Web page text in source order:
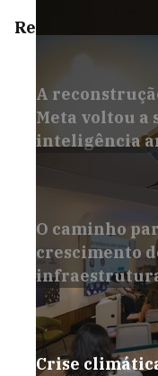
Reportagens
A
Meta voltou a
inteligência
O caminho
crescimento
Crise